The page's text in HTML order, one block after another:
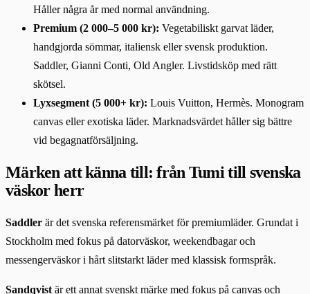
Håller några år med normal användning.
Premium (2 000–5 000 kr): Vegetabiliskt garvat läder,
handgjorda sömmar, italiensk eller svensk produktion.
Saddler, Gianni Conti, Old Angler. Livstidsköp med rätt
skötsel.
Lyxsegment (5 000+ kr): Louis Vuitton, Hermès. Monogram
canvas eller exotiska läder. Marknadsvärdet håller sig bättre
vid begagnatförsäljning.
Märken att känna till: från Tumi till svenska
väskor herr
Saddler är det svenska referensmärket för premiumläder. Grundat i
Stockholm med fokus på datorväskor, weekendbagar och
messengerväskor i hårt slitstarkt läder med klassisk formspråk.
Sandqvist är ett annat svenskt märke med fokus på canvas och